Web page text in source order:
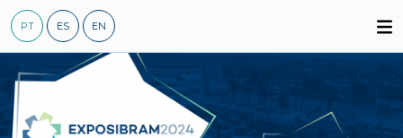
Skip
to
content
PT ES EN